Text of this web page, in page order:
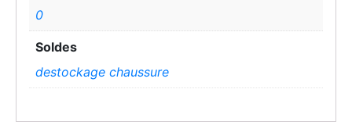
0
Soldes
destockage chaussure